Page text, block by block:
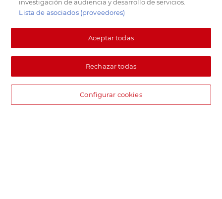
investigación de audiencia y desarrollo de servicios.
Lista de asociados (proveedores)
Aceptar todas
Rechazar todas
Configurar cookies